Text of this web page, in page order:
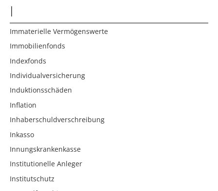
I
Immaterielle Vermögenswerte
Immobilienfonds
Indexfonds
Individualversicherung
Induktionsschäden
Inflation
Inhaberschuldverschreibung
Inkasso
Innungskrankenkasse
Institutionelle Anleger
Institutschutz